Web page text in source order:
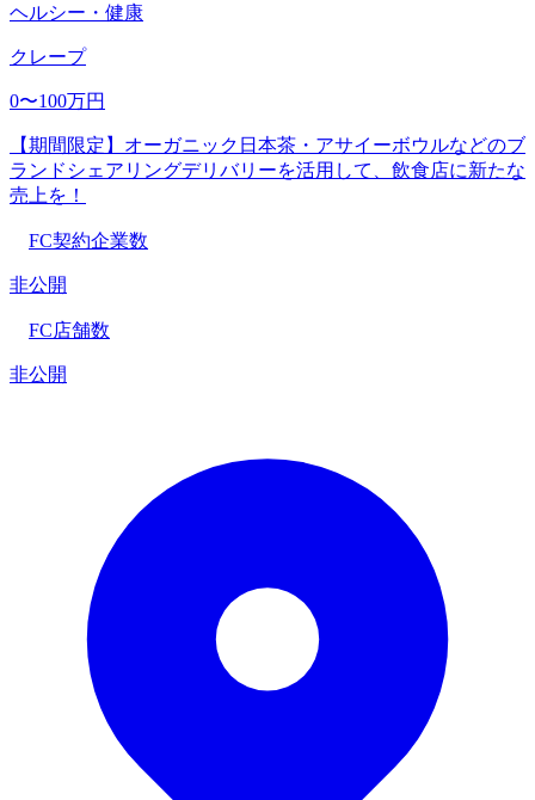
ヘルシー・健康
クレープ
0〜100万円
【期間限定】オーガニック日本茶・アサイーボウルなどのブ
ランドシェアリングデリバリーを活用して、飲食店に新たな
売上を！
FC契約企業数
非公開
FC店舗数
非公開